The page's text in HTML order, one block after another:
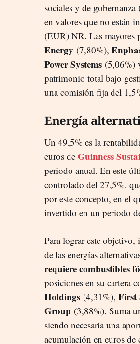
sociales y de
en valores que no están
(EUR) NR. Las mayores
Energy (7,80%),
Power Systems (5,06%)
patrimonio total bajo
una comisión fija del
Energía
Un 49,5% es la
euros de Guinness
periodo anual. En este
controlado del 27,5%,
por este concepto, en el
invertido en un periodo
Para lograr este objetivo,
de las energías
requiere combustibles
posiciones en su cartera
Holdings (4,31%), First
Group (3,88%). Suma
siendo necesaria una
acumulación en euros